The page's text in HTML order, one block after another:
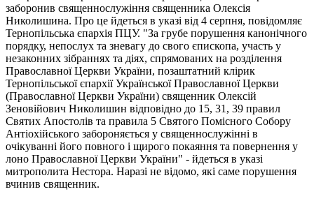
заборонив священнослужіння священника Олексія
Николишина. Про це йдеться в указі від 4 серпня, повідомляє
Тернопільська єпархія ПЦУ. "За грубе порушення канонічного
порядку, непослух та зневагу до свого єпископа, участь у
незаконних зібраннях та діях, спрямованих на розділення
Православної Церкви України, позаштатний клірик
Тернопільської єпархії Української Православної Церкви
(Православної Церкви України) священник Олексій
Зеновійович Николишин відповідно до 15, 31, 39 правил
Святих Апостолів та правила 5 Святого Помісного Собору
Антіохійського забороняється у священнослужінні в
очікуванні його повного і щирого покаяння та повернення у
лоно Православної Церкви України" - йдеться в указі
митрополита Нестора. Наразі не відомо, які саме порушення
вчинив священник.